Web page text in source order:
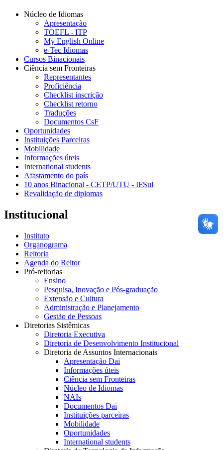
Núcleo de Idiomas
Apresentação
TOEFL - ITP
My English Online
e-Tec Idiomas
Cursos Binacionais
Ciência sem Fronteiras
Representantes
Proficiência
Checklist inscrição
Checklist retorno
Traduções
Documentos CsF
Oportunidades
Instituições Parceiras
Mobilidade
Informações úteis
International students
Afastamento do país
10 anos Binacional - CETP/UTU - IFSul
Revalidação de diplomas
Institucional
Instituto
Organograma
Reitoria
Agenda do Reitor
Pró-reitorias
Ensino
Pesquisa, Inovação e Pós-graduação
Extensão e Cultura
Administração e Planejamento
Gestão de Pessoas
Diretorias Sistêmicas
Diretoria Executiva
Diretoria de Desenvolvimento Institucional
Diretoria de Assuntos Internacionais
Apresentação Dai
Informações úteis
Ciência sem Fronteiras
Núcleo de Idiomas
NAIs
Documentos Dai
Instituições parceiras
Mobilidade
Oportunidades
International students